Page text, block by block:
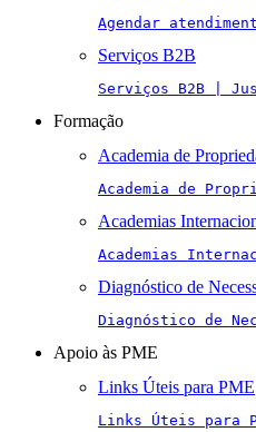
Agendar
Serviços B2B
Serviços B2B |
Formação
Academia de
Academia de
Academias
Academias
Diagnóstico de
Diagnóstico de
Apoio às PME
Links Úteis para PME
Links Úteis para